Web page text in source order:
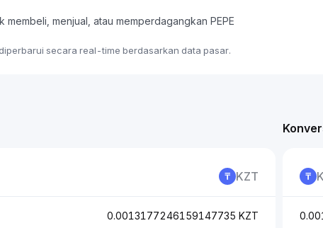
membeli, menjual, atau memperdagangkan PEPE
diperbarui secara real-time berdasarkan data pasar.
KZT
0.0013177246159147735 KZT